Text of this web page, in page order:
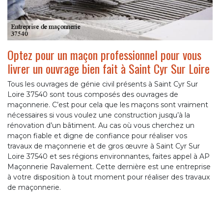
Optez pour un maçon professionnel pour vous
livrer un ouvrage bien fait à Saint Cyr Sur Loire
Tous les ouvrages de génie civil présents à Saint Cyr Sur
Loire 37540 sont tous composés des ouvrages de
maçonnerie. C’est pour cela que les maçons sont vraiment
nécessaires si vous voulez une construction jusqu’à la
rénovation d’un bâtiment. Au cas où vous cherchez un
maçon fiable et digne de confiance pour réaliser vos
travaux de maçonnerie et de gros œuvre à Saint Cyr Sur
Loire 37540 et ses régions environnantes, faites appel à AP
Maçonnerie Ravalement. Cette dernière est une entreprise
à votre disposition à tout moment pour réaliser des travaux
de maçonnerie.